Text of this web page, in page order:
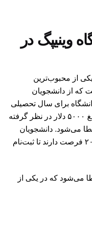
وینیپگ در
از محبوب‌ترین
که از دانشجویان
برای سال تحصیلی
2024-2025 یک بورسیه تحصیلی به مبلغ ۵۰۰۰ دلار در نظر گرفته
می‌شود. دانشجویان
برای دریافت این بورسیه تا ۱ ژوئن ۲۰۲۴ فرصت دارند تا ثبت‌نام
می‌شود که در یکی از